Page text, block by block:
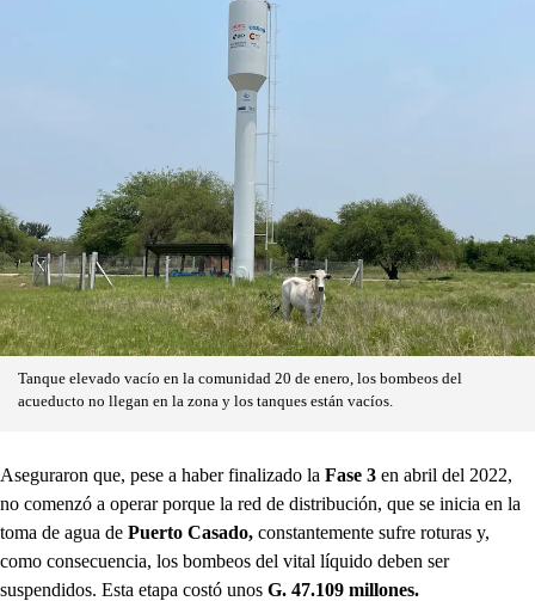
Tanque elevado vacío en la comunidad 20 de enero, los bombeos del
acueducto no llegan en la zona y los tanques están vacíos.
Aseguraron que, pese a haber finalizado la Fase 3 en abril del 2022,
no comenzó a operar porque la red de distribución, que se inicia en la
toma de agua de Puerto Casado, constantemente sufre roturas y,
como consecuencia, los bombeos del vital líquido deben ser
suspendidos. Esta etapa costó unos G. 47.109 millones.